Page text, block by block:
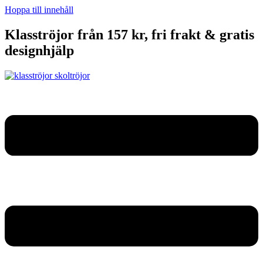
Hoppa till innehåll
Klasströjor från 157 kr, fri frakt & gratis
designhjälp